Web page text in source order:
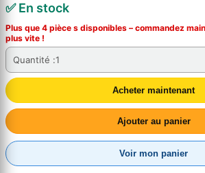
✅ En stock
Plus que 4 pièce s disponibles – commandez
plus vite !
Quantité :1
Acheter maintenant
Ajouter au panier
Voir mon panier